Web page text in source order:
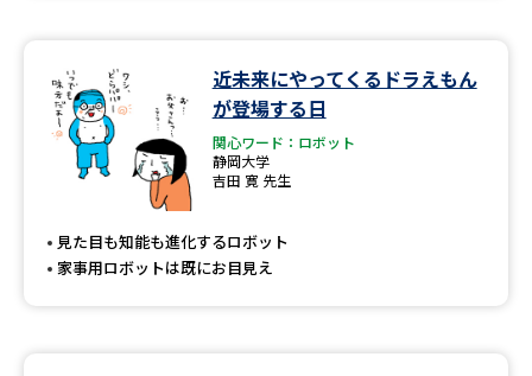
近未来にやってくるドラえもん
が登場する日
関心ワード：ロボット
静岡大学
吉田 寛 先生
見た目も知能も進化するロボット
家事用ロボットは既にお目見え